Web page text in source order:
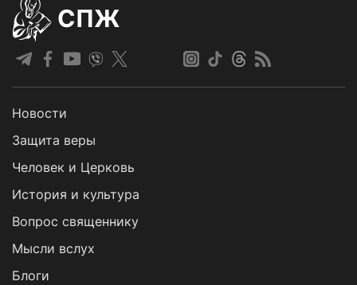
СПЖ
Новости
Защита веры
Человек и Церковь
История и культура
Вопрос священнику
Мысли вслух
Блоги